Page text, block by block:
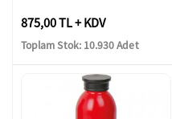
875,00 TL + KDV
Toplam Stok: 10.930 Adet